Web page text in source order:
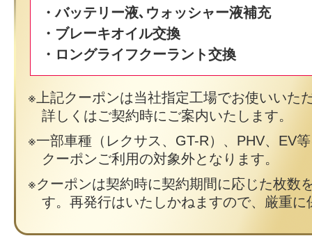
・バッテリー液､ウォッシャー液補充
・ブレーキオイル交換
・ロングライフクーラント交換
上記クーポンは当社指定工場でお使いいた
詳しくはご契約時にご案内いたします。
一部車種（レクサス、GT-R）、PHV、EV
クーポンご利用の対象外となります。
クーポンは契約時に契約期間に応じた枚数
す。再発行はいたしかねますので、厳重に